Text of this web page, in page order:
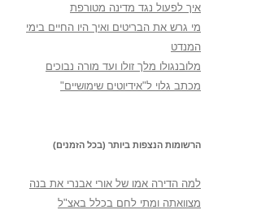
איך לפעול נגד מדינה מטורפת
מי גרש את הבריטים ואיך היו החיים בימי
המנדט
מלובנגולו מלך זולו ועד מורה נבוכים
מכתב גלוי ל"אידיוטים שימושיים"
הרשומות הנצפות ביותר (בכל הזמנים)
למה הדירה אמו של אורי אבנרי את בנה
מצוואתה ומתי לחם בכלל באצ"ל